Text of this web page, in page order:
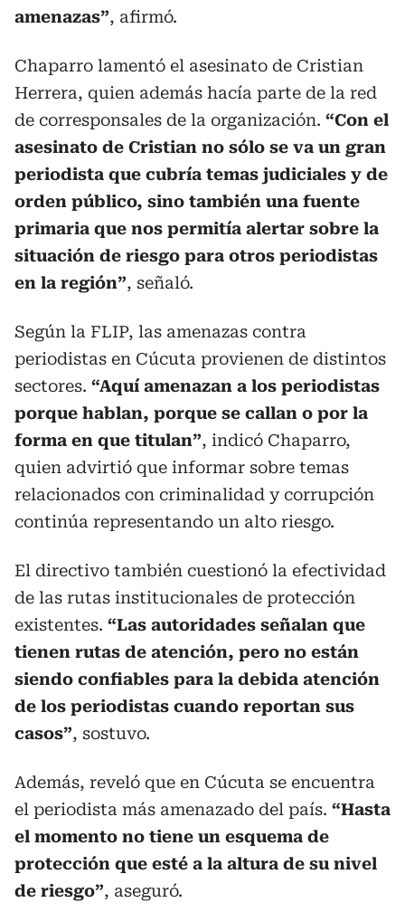
amenazas”, afirmó.
Chaparro lamentó el asesinato de Cristian
Herrera, quien además hacía parte de la red
de corresponsales de la organización. “Con el
asesinato de Cristian no sólo se va un gran
periodista que cubría temas judiciales y de
orden público, sino también una fuente
primaria que nos permitía alertar sobre la
situación de riesgo para otros periodistas
en la región”, señaló.
Según la FLIP, las amenazas contra
periodistas en Cúcuta provienen de distintos
sectores. “Aquí amenazan a los periodistas
porque hablan, porque se callan o por la
forma en que titulan”, indicó Chaparro,
quien advirtió que informar sobre temas
relacionados con criminalidad y corrupción
continúa representando un alto riesgo.
El directivo también cuestionó la efectividad
de las rutas institucionales de protección
existentes. “Las autoridades señalan que
tienen rutas de atención, pero no están
siendo confiables para la debida atención
de los periodistas cuando reportan sus
casos”, sostuvo.
Además, reveló que en Cúcuta se encuentra
el periodista más amenazado del país. “Hasta
el momento no tiene un esquema de
protección que esté a la altura de su nivel
de riesgo”, aseguró.